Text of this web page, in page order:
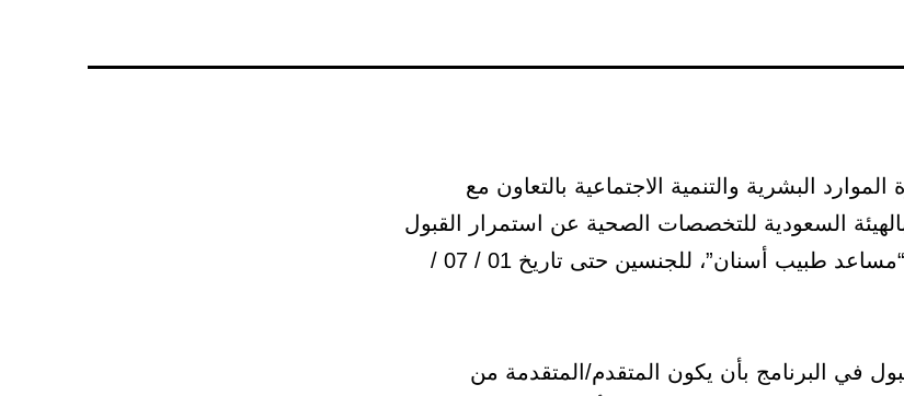
البشرية والتنمية الاجتماعية بالتعاون مع
بالهيئة السعودية للتخصصات الصحية عن استمرار القبول
والتسجيل لبرنامج “مساعد طبيب أسنان”، للجنسين حتى تاريخ 01 / 07 /
في البرنامج بأن يكون المتقدم/المتقدمة من